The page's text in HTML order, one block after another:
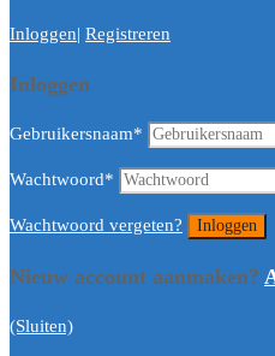
Inloggen| Registreren
Inloggen
Gebruikersnaam*
Wachtwoord*
Wachtwoord vergeten?
Nieuw account aanmaken?
(Sluiten)